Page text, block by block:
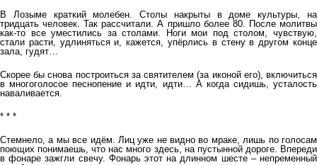
В Лозыме краткий молебен. Столы накрыты в доме культуры, на
тридцать человек. Так рассчитали. А пришло более 80. После молитвы
как-то все уместились за столами. Ноги мои под столом, чувствую,
стали расти, удлиняться и, кажется, упёрлись в стену в другом конце
зала, гудят…
Скорее бы снова построиться за святителем (за иконой его), включиться
в многоголосое песнопение и идти, идти… А когда сидишь, усталость
наваливается.
* * *
Стемнело, а мы все идём. Лиц уже не видно во мраке, лишь по голосам
поющих понимаешь, что нас много здесь, на пустынной дороге. Впереди
в фонаре зажгли свечу. Фонарь этот на длинном шесте – непременный